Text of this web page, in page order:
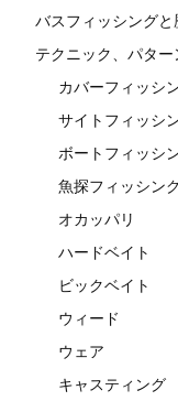
バスフィッシングと
テクニック、パタ
カバーフィッシ
サイトフィッシ
ボートフィッシ
魚探フィッシン
オカッパリ
ハードベイト
ビックベイト
ウィード
ウェア
キャスティング